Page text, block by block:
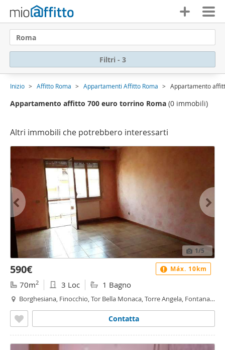
Roma
Filtri - 3
Inizio Affitto Roma Appartamenti Affitto Roma Appartamento
Appartamento affitto 700 euro torrino Roma (0 immobili)
Altri immobili che potrebbero interessarti
1/5
590€
70m2 3 Loc 1 Bagno
Borghesiana, Finocchio, Tor Bella Monaca, Torre Angela, Fontana
Contatta
Máx. 10km